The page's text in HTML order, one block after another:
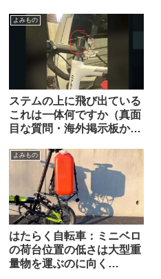
【Brompton vs.
Brompnot 最終戦争へ】
よみもの
ステムの上に飛び出ている
これは一体何ですか（真面
目な質問・海外掲示板か
よみもの
はたらく自転車：ミニベロ
の荷台位置の低さは大型重
量物を運ぶのに向く